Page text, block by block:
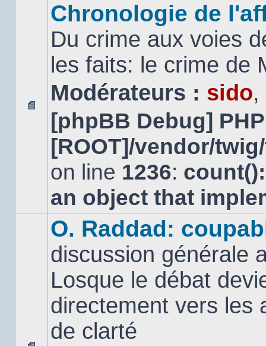
Aucun
message
non
Chronologie de
Du crime aux voies
les faits: le crime de
Modérateurs : sido,
[phpBB Debug]
[ROOT]/vendor/
on line 1236:
an object that
O. Raddad:
discussion générale
Losque le débat
directement vers les
de clarté